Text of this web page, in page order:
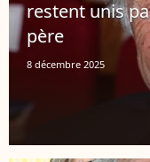
restent unis
père
8 décembre 2025